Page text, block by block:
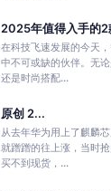
2025年值得入手的2
在科技飞速发展的今天
中不可或缺的伙伴。无
还是时尚搭配...
原创 2...
从去年华为用上了麒麟
就蹭蹭的往上涨，当时
买不到现货，...